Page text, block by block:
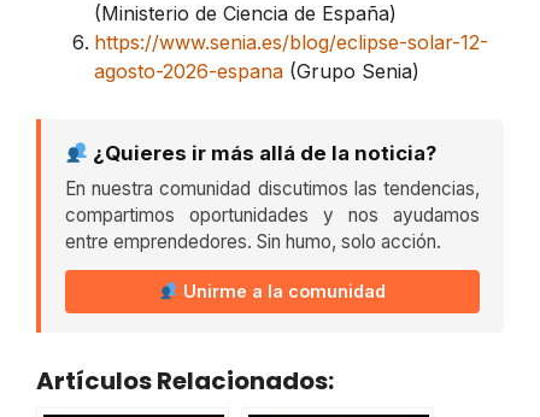
(Ministerio de Ciencia de España)
https://www.senia.es/blog/eclipse-solar-12-
agosto-2026-espana (Grupo Senia)
¿Quieres ir más allá de la noticia?
En nuestra comunidad discutimos las tendencias,
compartimos oportunidades y nos ayudamos
entre emprendedores. Sin humo, solo acción.
Unirme a la comunidad
Artículos Relacionados: